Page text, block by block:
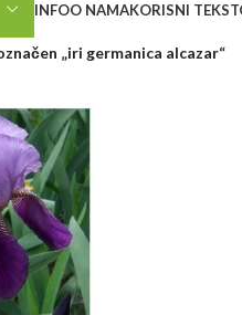
INFOO NAMAKORISNI
„iri germanica alcazar“